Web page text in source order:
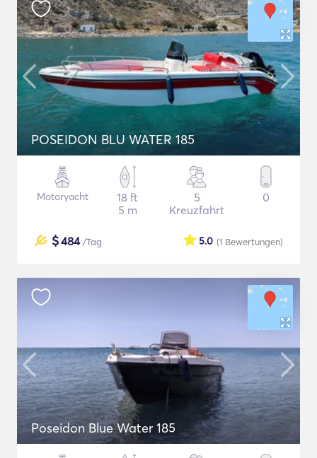
POSEIDON BLU WATER 185
Motoryacht
18 ft
5 m
5
Kreuzfahrt
0
$484/Tag (1 Bewertungen)
5.0
Poseidon Blue Water 185